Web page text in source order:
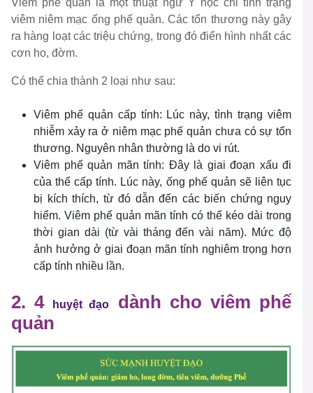
Viêm phế quản là một thuật ngữ Y học chỉ tình trạng
viêm niêm mạc ống phế quản. Các tổn thương này gây
ra hàng loạt các triệu chứng, trong đó điển hình nhất các
cơn ho, đờm.
Có thể chia thành 2 loại như sau:
Viêm phế quản cấp tính: Lúc này, tình trạng viêm
nhiễm xảy ra ở niêm mạc phế quản chưa có sự tổn
thương. Nguyên nhân thường là do vi rút.
Viêm phế quản mãn tính: Đây là giai đoạn xấu đi
của thể cấp tính. Lúc này, ống phế quản sẽ liên tục
bị kích thích, từ đó dẫn đến các biến chứng nguy
hiểm. Viêm phế quản mãn tính có thể kéo dài trong
thời gian dài (từ vài tháng đến vài năm). Mức độ
ảnh hưởng ở giai đoạn mãn tính nghiêm trọng hơn
cấp tính nhiều lần.
2. 4 huyệt đạo
dành cho viêm phế
quản